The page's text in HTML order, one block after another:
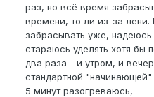
раз, но всё время
времени, то ли из-за лени.
забрасывать уже,
стараюсь уделять хотя бы
два раза - и утром, и
стандартной
5 минут разогреваюсь,